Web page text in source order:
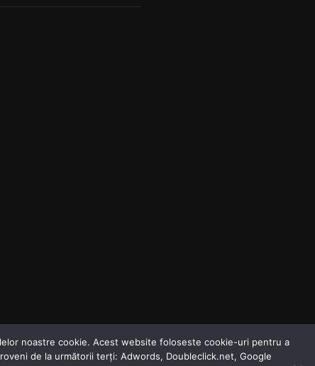
noastre cookie. Acest website foloseste cookie-uri pentru a
de la următorii terți: Adwords, Doubleclick.net, Google